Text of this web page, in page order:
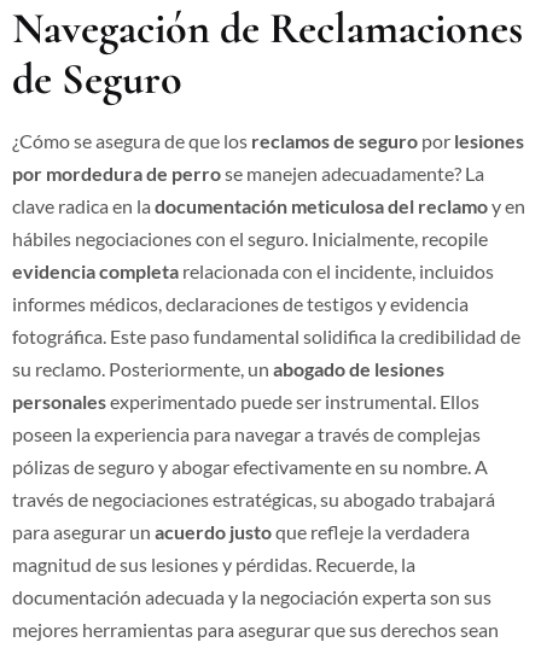
Navegación de Reclamaciones
de Seguro
¿Cómo se asegura de que los reclamos de seguro por lesiones
por mordedura de perrose manejen adecuadamente? La
clave radica en la documentación meticulosa del reclamoy en
hábiles negociaciones con el seguro. Inicialmente, recopile
evidencia completa relacionada con el incidente, incluidos
informes médicos, declaraciones de testigos y evidencia
fotográfica. Este paso fundamental solidifica la credibilidad de
su reclamo. Posteriormente, un abogado de lesiones
personalesexperimentado puede ser instrumental. Ellos
poseen la experiencia para navegar a través de complejas
pólizas de seguro y abogar efectivamente en su nombre. A
través de negociaciones estratégicas, su abogado trabajará
para asegurar un acuerdo justoque refleje la verdadera
magnitud de sus lesiones y pérdidas. Recuerde, la
documentación adecuada y la negociación experta son sus
mejores herramientas para asegurar que sus derechos sean